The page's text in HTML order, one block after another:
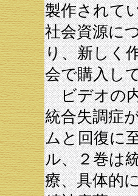
製作されて
社会資源に
り、新しく
会で購入し
ビデオの内
統合失調症
ムと回復に
ル、２巻は
療、具体的